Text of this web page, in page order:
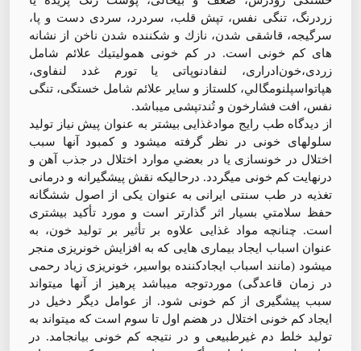
زردرنگ، تنگی نفس، تپش قلب، سردرد، سردی دست و پا،
سرگيجه، قاشقی شدن، نازك و شكننده شدن ناخن از نشانه
های كم خونی است. در كم خونی هموليتيك علائم شامل
زردی،خون‌ادراری، لنفادنوپاتی یا تورم غدد لنفاوی،
هپاتواسپلنومگالي، كلستاز و ساير علائم شامل خستگی، تنگی
نفس، افت فشارخون و تُندتپشی ميباشد.
از ديدگاه طب رايج موادغذايی بيشتر به عنوان پيش نياز توليد
سلولهای خونی در نظر گرفته ميشود و كمبود آنها سبب
اختلال در خونسازی يا در بعضي موارد اختلال در جذب آهن و
درنهايت كم خونی ميگردد. درحاليكه نقش پيشگيرانه و درمانی
تغذيه در طب سنتی ايرانی به عنوان يكی از اصول ششگانه
حفظ سلامتي بسيار اثر گذارتر است و مورد تأكيد بيشتری
است. چنانچه مواد غذايی علاوه بر تأثير بر توليد خون، به
عنوان اسباب ايجاد بيماری هايی كه به افزايش خونريزی منجر
ميشود (مانند اسباب ايجادكننده بواسير، خونریزی زیاد رحمی
در زمان قاعدگی) موردتوجه ميباشد پرهيز از آنها ميتواند
سبب پيشگيری از كم خونی شود. از عوامل ديگر دخيل در
ايجاد كم خونی اختلال در هضم اول تا سوم است كه ميتواند به
توليد خلط دم غيرطبيعی و در نتيجه كم خونی بيانجامد. در